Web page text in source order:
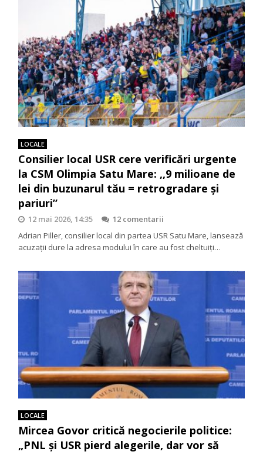
LOCALE
Consilier local USR cere verificări urgente
la CSM Olimpia Satu Mare: ,,9 milioane de
lei din buzunarul tău = retrogradare și
pariuri”
12 mai 2026, 14:35
12 comentarii
Adrian Piller, consilier local din partea USR Satu Mare, lansează
acuzații dure la adresa modului în care au fost cheltuiți…
LOCALE
Mircea Govor critică negocierile politice:
„PNL și USR pierd alegerile, dar vor să